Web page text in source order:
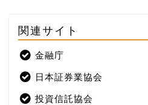
関連サイト
金融庁
日本証券業協会
投資信託協会